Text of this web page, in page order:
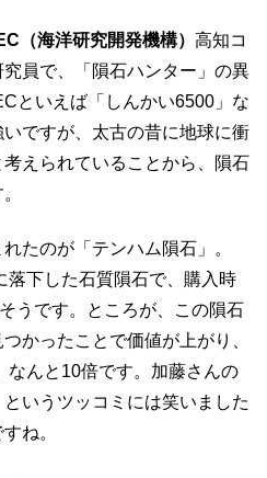
（海洋研究開発機構） 高知コ
員で、「隕石ハンター」の異
といえば「しんかい6500」な
ですが、太古の昔に地球に衝
えられていることから、隕石
たのが「テンハム隕石」。
落下した石質隕石で、購入時
うです。ところが、この隕石
かったことで価値が上がり、
なんと10倍です。加藤さんの
というツッコミには笑いました
ね。